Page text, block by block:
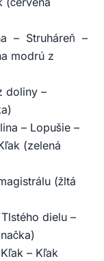
– Struháreň –
modrú z
doliny –
– Lopušie –
(zelená
(žltá
dielu –
– Kľak